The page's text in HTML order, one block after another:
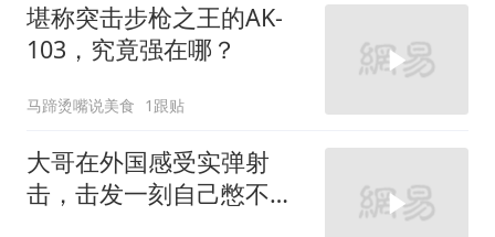
堪称突击步枪之王的AK-
103，究竟强在哪？
马蹄烫嘴说美食 1跟贴
大哥在外国感受实弹射
击，击发一刻自己憋不住